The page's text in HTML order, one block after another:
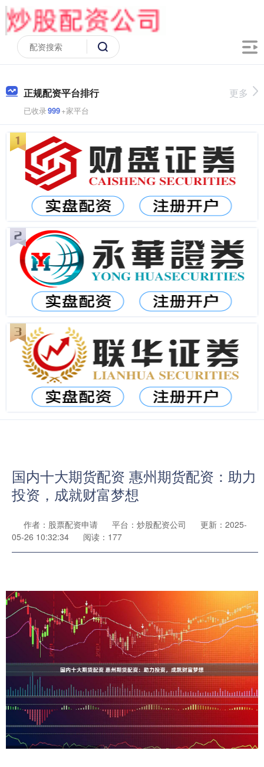
正规配资平台排行
已收录999+家平台
更多
国内十大期货配资 惠州期货配资：助力
投资，成就财富梦想
作者：股票配资申请 平台：炒股配资公司
更新：2025-
05-26 10:32:34
阅读：177